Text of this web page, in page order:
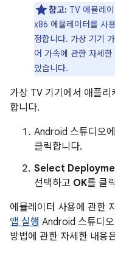
참고: TV 에뮬레
x86 에뮬레이터를 사
정합니다. 가상 기기
어 가속에 관한 자세한
있습니다.
가상 TV 기기에서 애플리
합니다.
Android 스튜디오
클릭합니다.
Select
선택하고 OK를 클
에뮬레이터 사용에 관한
앱 실행 Android 스튜디
방법에 관한 자세한 내용